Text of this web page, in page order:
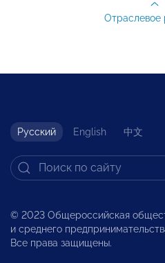
Отраслевое
Русский English 中文
© 2023 Общероссийская
и среднего
Все права защищены.